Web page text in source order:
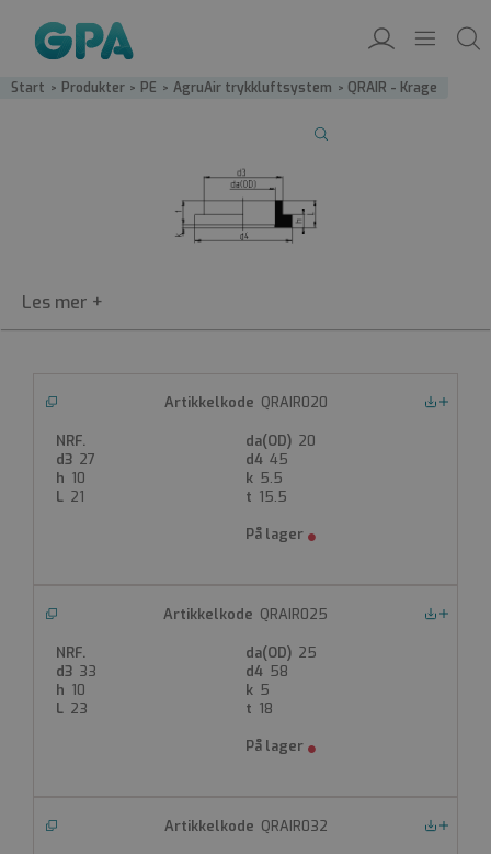
Start / Produkter / PE / AgruAir trykkluftsystem / QRAIR - Krage
QRAIR
PE100-blue krage
PE100-blue krage
Produktdatablad
QRAIR020
20
27
45
10
5.5
21
15.5
QRAIR025
25
33
58
10
5
23
18
QRAIR032